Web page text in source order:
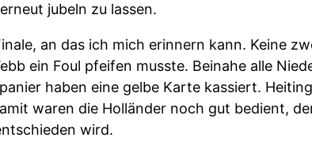
jubeln zu lassen.
an das ich mich erinnern kann. Keine
ein Foul pfeifen musste. Beinahe alle
haben eine gelbe Karte kassiert.
waren die Holländer noch gut bedient,
wird.